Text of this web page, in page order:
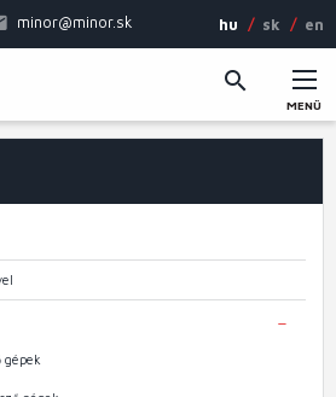
minor@minor.sk hu sk en
MENÜ